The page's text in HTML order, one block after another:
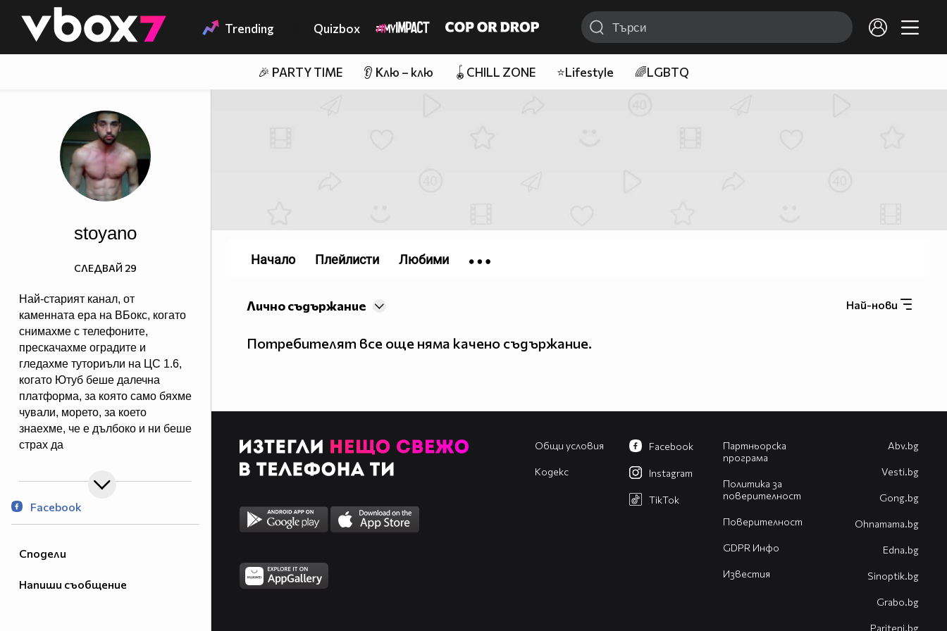
👾 Trending Quizbox
🎉 PARTY TIME 👂 Клю – клю 🪀CHILL ZONE ⭐Lifestyle 🌈LGBTQ
Сподели
Напиши съобщение
stoyano
Най-старият канал, от
каменната ера на ВБокс, когато
снимахме с телефоните,
прескачахме оградите и
гледахме туториъли на ЦС 1.6,
когато Ютуб беше далечна
платформа, за която само бяхме
чували, морето, за което
знаехме, че е дълбоко и ни беше
страх да
в локвата. Тези от нас, които
израснаха с Вбокс, помнят как
след даскало, първата работа
беше да си похарчиш
най-близките "компи", отваряха
ЦС-а. Времена с незаличим чар,
СЛЕДВАЙ 29
Facebook
Най-нови
Лично съдържание
Потребителят все още няма качено съдържание.
Начало Плейлисти Любими
Общи условия
Кодекс
Партньорска
програма
Политика за
поверителност
Поверителност
GDPR Инфо
Известия
Facebook
Instagram
TikTok
Abv.bg
Vesti.bg
Gong.bg
Оhnamama.bg
Edna.bg
Sinoptik.bg
Grabo.bg
Pariteni.bg